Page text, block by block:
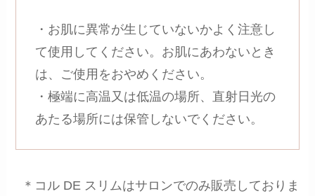
・お肌に異常が生じていないかよく注意し
て使用してください。お肌にあわないとき
は、ご使用をおやめください。
・極端に高温又は低温の場所、直射日光の
あたる場所には保管しないでください。
＊コル DE スリムはサロンでのみ販売しておりま